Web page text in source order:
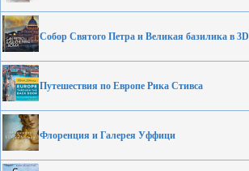
Собор Святого Петра и Великая базилика в 3D
Путешествия по Европе Рика Стивса
Флоренция и Галерея Уффици